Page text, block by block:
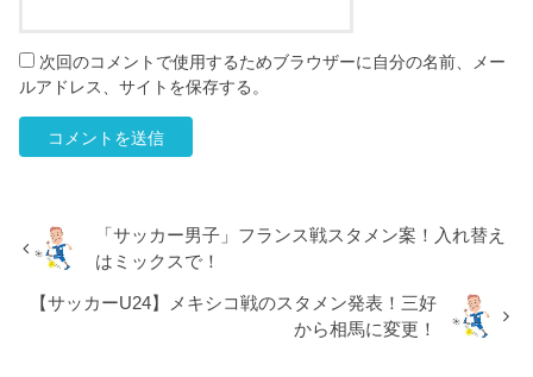
次回のコメントで使用するためブラウザーに自分の名前、メー
ルアドレス、サイトを保存する。
「サッカー男子」フランス戦スタメン案！入れ替え
はミックスで！
【サッカーU24】メキシコ戦のスタメン発表！三好
から相馬に変更！